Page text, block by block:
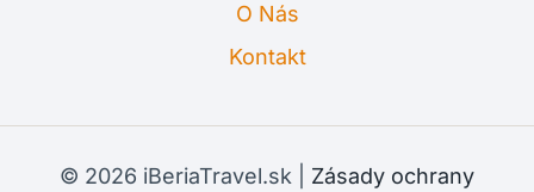
O Nás
Kontakt
© 2026 iBeriaTravel.sk | Zásady ochrany